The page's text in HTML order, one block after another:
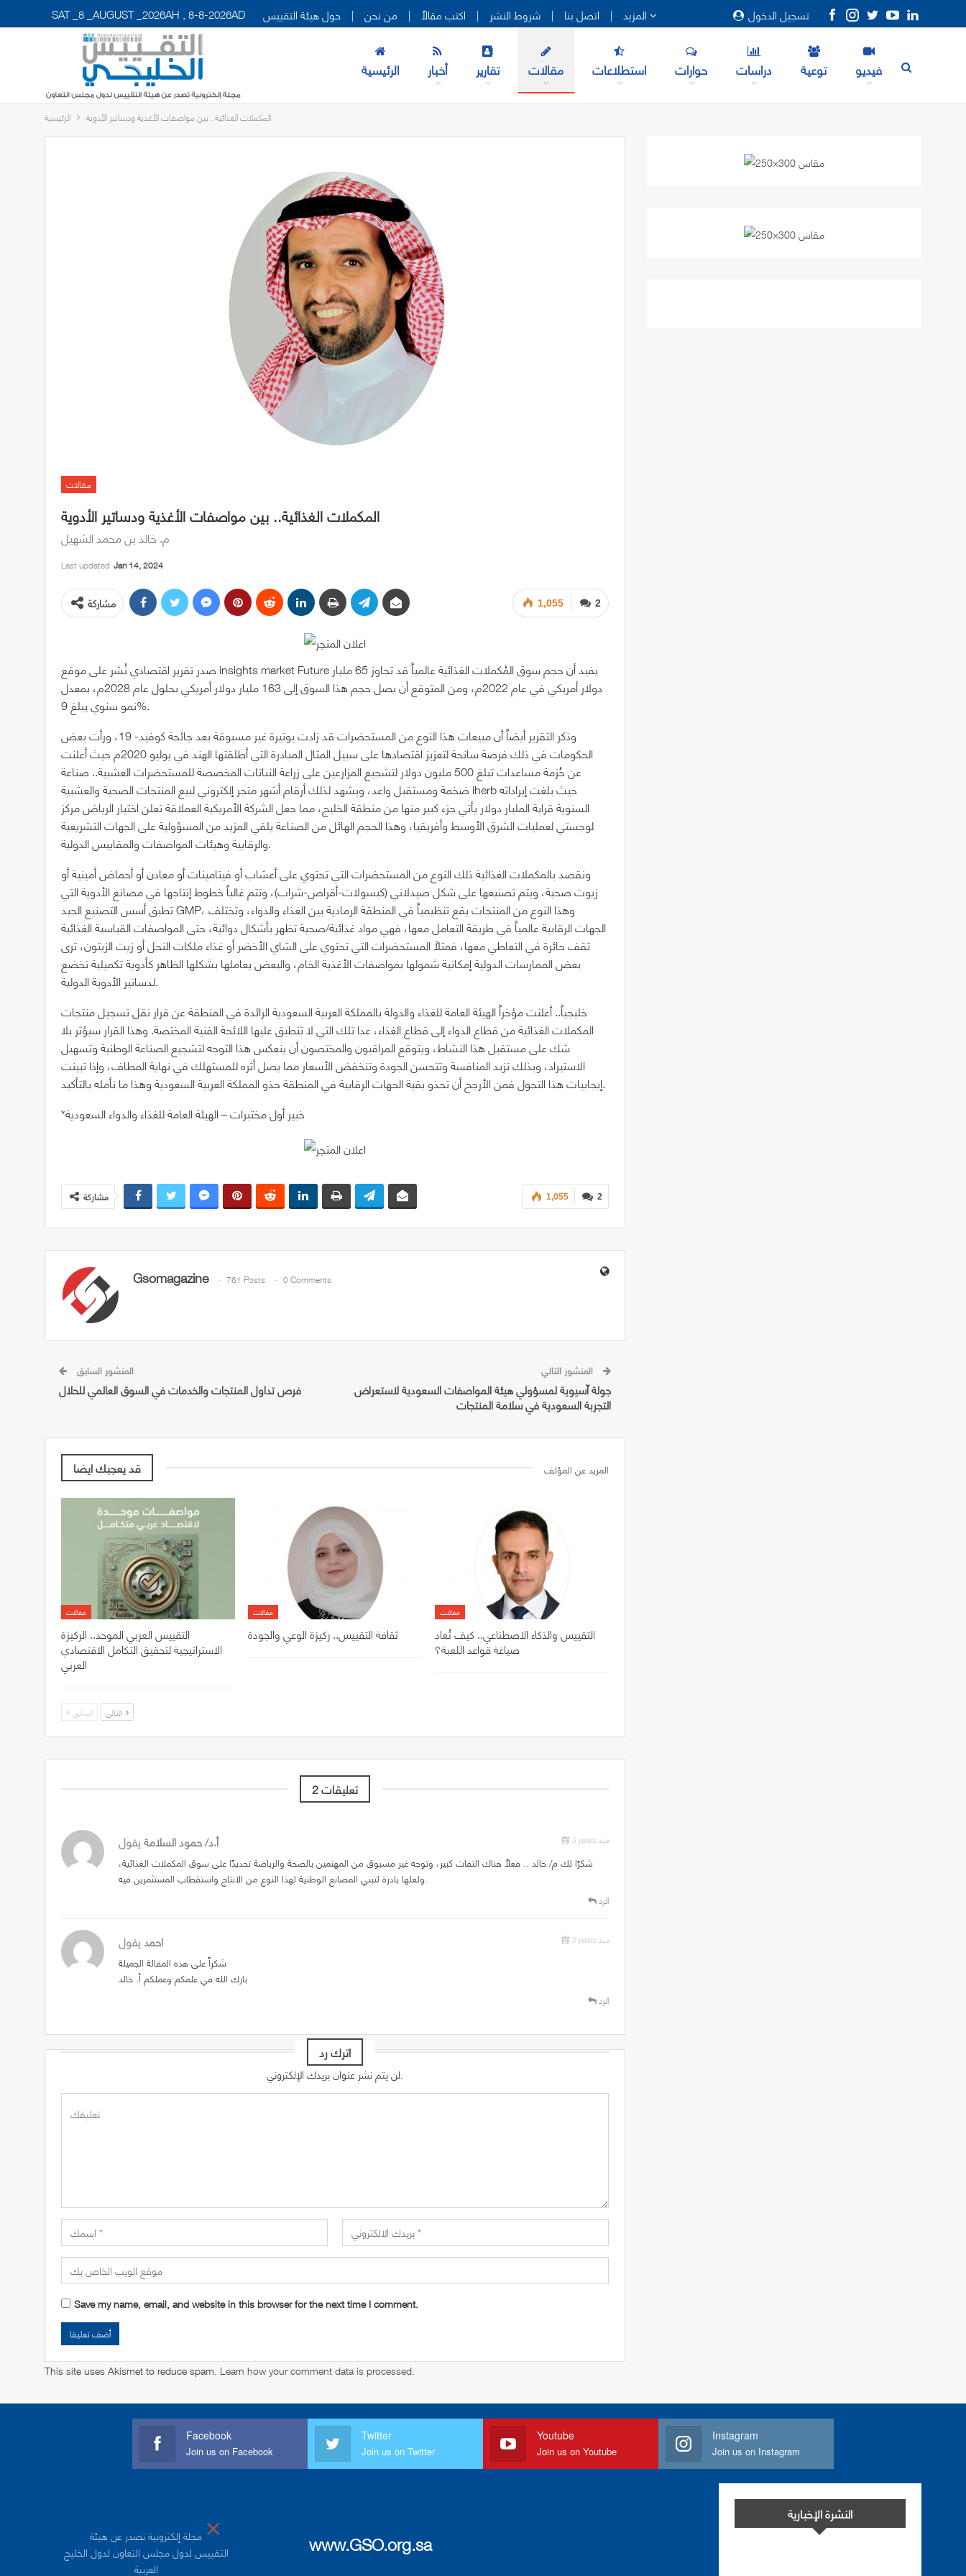
تسجيل الدخول SAT _8 _AUGUST _2026AH , 8-8-2026AD حول هيئة التقييس | من نحن | اكتب مقالاً | شروط النشر | اتصل بنا |
الرئيسية أخبار تقارير مقالات استطلاعات حوارات دراسات توعية فيديو
الرئيسية المكملات الغذائية.. بين مواصفات الأغذية ودساتير الأدوية
مقالات
المكملات الغذائية.. بين مواصفات الأغذية ودساتير الأدوية
م. خالد بن محمد الشهيل
Last updated Jan 14, 2024
2
1,055 مشاركة
صدر تقرير اقتصادي نُشر على موقع insights market Future يفيد أن حجم سوق المُكملات الغذائية عالمياً قد تجاوز 65 مليار
دولار أمريكي في عام 2022م، ومن المتوقع أن يصل حجم هذا السوق إلى 163 مليار دولار أمريكي بحلول عام 2028م، بمعدل
نمو سنوي يبلغ 9%.
وذكر التقرير أيضاً أن مبيعات هذا النوع من المستحضرات قد زادت بوتيرة غير مسبوقة بعد جائحة كوفيد- 19، ورأت بعض
الحكومات في ذلك فرصة سانحة لتعزيز اقتصادها على سبيل المثال المبادرة التي أطلقتها الهند في يوليو 2020م حيث أعلنت
عن حُزمة مساعدات تبلغ 500 مليون دولار لتشجيع المزارعين على زراعة النباتات المخصصة للمستحضرات العشبية.. صناعة
ضخمة ومستقبل واعد، ويشهد لذلك أرقام أشهر متجر إلكتروني لبيع المنتجات الصحية والعشبية iherb حيث بلغت إيراداته
السنوية قرابة المليار دولار يأتي جزء كبير منها من منطقة الخليج، مما جعل الشركة الأمريكية العملاقة تعلن اختيار الرياض مركز
لوجستي لعمليات الشرق الأوسط وأفريقيا، وهذا الحجم الهائل من الصناعة يلقي المزيد من المسؤولية على الجهات التشريعية
والرقابية وهيئات المواصفات والمقاييس الدولية.
ونقصد بالمكملات الغذائية ذلك النوع من المستحضرات التي تحتوي على أعشاب أو فيتامينات أو معادن أو أحماض أمينية أو
زيوت صحية، ويتم تصنيعها على شكل صيدلاني (كبسولات-أقراص-شراب)، وتتم غالباً خطوط إنتاجها في مصانع الأدوية التي
تطبق أسس التصنيع الجيد GMP، وهذا النوع من المنتجات يقع تنظيمياً في المنطقة الرمادية بين الغذاء والدواء، وتختلف
الجهات الرقابية عالمياً في طريقة التعامل معها، فهي مواد غذائية/صحية تظهر بأشكال دوائية، حتى المواصفات القياسية الغذائية
تقف حائرة في التعاطي معها، فمثلاً المستحضرات التي تحتوي على الشاي الأخضر أو غذاء ملكات النحل أو زيت الزيتون، ترى
بعض الممارسات الدولية إمكانية شمولها بمواصفات الأغذية الخام، والبعض يعاملها بشكلها الظاهر كأدوية تكميلية تخضع
لدساتير الأدوية الدولية.
خليجياً.. أعلنت مؤخراً الهيئة العامة للغذاء والدولة بالمملكة العربية السعودية الرائدة في المنطقة عن قرار نقل تسجيل منتجات
المكملات الغذائية من قطاع الدواء إلى قطاع الغذاء، عدا تلك التي لا تنطبق عليها اللائحة الفنية المختصة. وهذا القرار سيؤثر بلا
شك على مستقبل هذا النشاط، ويتوقع المراقبون والمختصون أن ينعكس هذا التوجه لتشجيع الصناعة الوطنية وتسهيل
الاستيراد، وبذلك تزيد المنافسة وتتحسن الجودة وتنخفض الأسعار مما يصل أثره للمستهلك في نهاية المطاف، وإذا تبينت
إيجابيات هذا التحول فمن الأرجح أن تحذو بقية الجهات الرقابية في المنطقة حذو المملكة العربية السعودية وهذا ما نأمله بالتأكيد.
*خبير أول مختبرات – الهيئة العامة للغذاء والدواء السعودية
2
1,055 مشاركة
Gsomagazine 761 Posts 0 Comments
المنشور السابق
فرص تداول المنتجات والخدمات في السوق العالمي للحلال
المنشور التالي
جولة آسيوية لمسؤولي هيئة المواصفات السعودية لاستعراض
التجربة السعودية في سلامة المنتجات
قد يعجبك ايضا المزيد عن المؤلف
مقالات
التقييس العربي الموحد.. الركيزة
الاستراتيجية لتحقيق التكامل الاقتصادي
العربي
مقالات
ثقافة التقييس.. ركيزة الوعي والجودة
مقالات
التقييس والذكاء الاصطناعي.. كيف تُعاد
صياغة قواعد اللعبة؟
السابق
2 تعليقات
أ.د/ حمود السلامةيقول 3 years منذ
شكرًا لك م/ خالد .. فعلًا هناك التفات كبير، وتوجه غير مسبوق من المهتمين بالصحة والرياضة تحديدًا على سوق المكملات الغذائية،
ولعلها بادرة لتبني المصانع الوطنية لهذا النوع من الانتاج واستقطاب المستثمرين فيه.
الرد
احمديقول 3 years منذ
شكراً على هذه المقالة الجميلة
بارك الله في علمكم وعملكم أ. خالد
الرد
اترك رد
لن يتم نشر عنوان بريدك الإلكتروني.
Save my name, email, and website in this browser for the next time I comment.
This site uses Akismet to reduce spam. Learn how your comment data is processed.
Facebook
Join us on Facebook
Twitter
Join us on Twitter
Youtube
Join us on Youtube
Instagram
Join us on Instagram
مجلة إلكترونية تصدر عن هيئة
التقييس لدول مجلس التعاون لدول الخليج
العربية
www.GSO.org.sa
النشرة الإخبارية ×